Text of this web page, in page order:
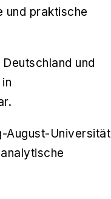
und praktische
und
August-Universität